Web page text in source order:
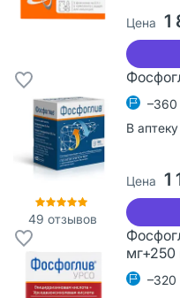
Цена 1
49 отзывов
–360
В
Цена 1
–320